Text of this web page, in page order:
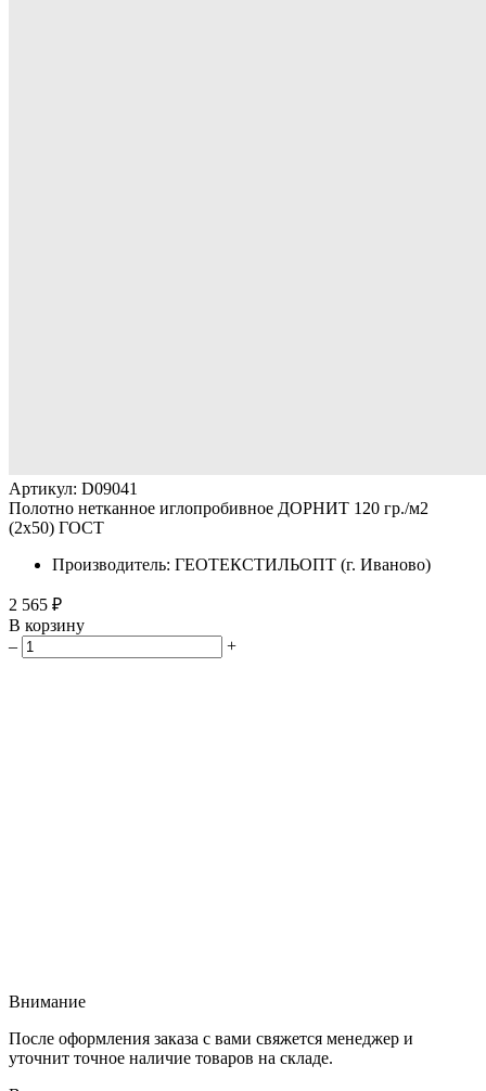
Артикул: D09041
Полотно нетканное иглопробивное ДОРНИТ 120 гр./м2
(2х50) ГОСТ
Производитель: ГЕОТЕКСТИЛЬОПТ (г. Иваново)
2 565 ₽
В корзину
–
+
Внимание
После оформления заказа с вами свяжется менеджер и
уточнит точное наличие товаров на складе.